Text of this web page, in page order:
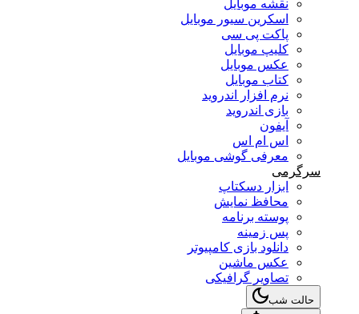
نقشه موبایل
اسکرین سیور موبایل
پاکت پی سی
کلیپ موبایل
عکس موبایل
کتاب موبایل
نرم افزار اندروید
بازی اندروید
آیفون
اس ام اس
معرفی گوشی موبایل
سرگرمی
ابزار دسکتاپ
محافظ نمایش
پوسته برنامه
پس زمینه
دانلود بازی کامپیوتر
عکس ماشین
تصاویر گرافیکی
حالت شب